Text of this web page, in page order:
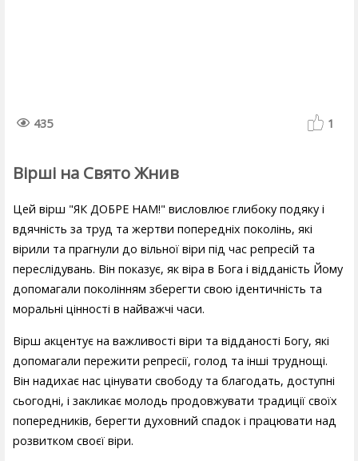
435 1
Вірші на Свято Жнив
Цей вірш "ЯК ДОБРЕ НАМ!" висловлює глибоку подяку і
вдячність за труд та жертви попередніх поколінь, які
вірили та прагнули до вільної віри під час репресій та
переслідувань. Він показує, як віра в Бога і відданість Йому
допомагали поколінням зберегти свою ідентичність та
моральні цінності в найважчі часи.
Вірш акцентує на важливості віри та відданості Богу, які
допомагали пережити репресії, голод та інші труднощі.
Він надихає нас цінувати свободу та благодать, доступні
сьогодні, і закликає молодь продовжувати традиції своїх
попередників, берегти духовний спадок і працювати над
розвитком своєї віри.